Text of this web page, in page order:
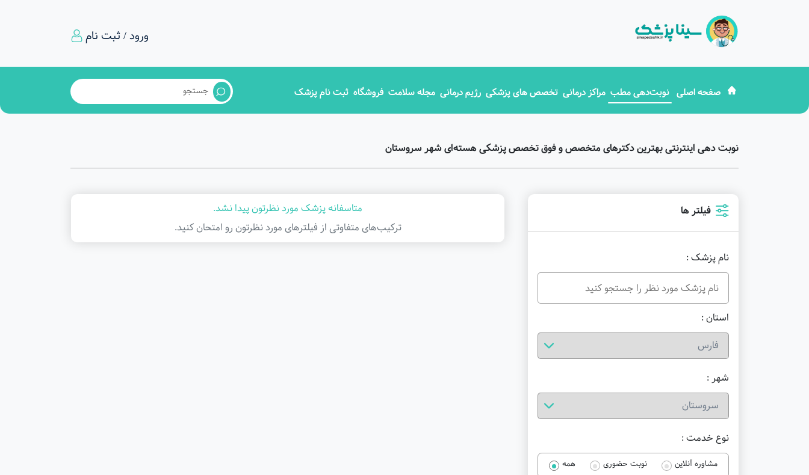
ورود / ثبت نام
صفحه اصلی نوبت‌دهی مطب مراکز درمانی تخصص های پزشکی رژیم درمانی مجله سلامت فروشگاه ثبت نام پزشک
نوبت دهی اینترنتی بهترین دکترهای متخصص و فوق تخصص پزشکی هسته‌ای شهر سروستان
فیلتر ها
نام پزشک :
استان :
شهر :
نوع خدمت :
مشاوره آنلاین نوبت حضوری همه
متاسفانه پزشک مورد نظرتون پیدا نشد.
ترکیب‌های متفاوتی از فیلتر‌های مورد نظرتون رو امتحان کنید.